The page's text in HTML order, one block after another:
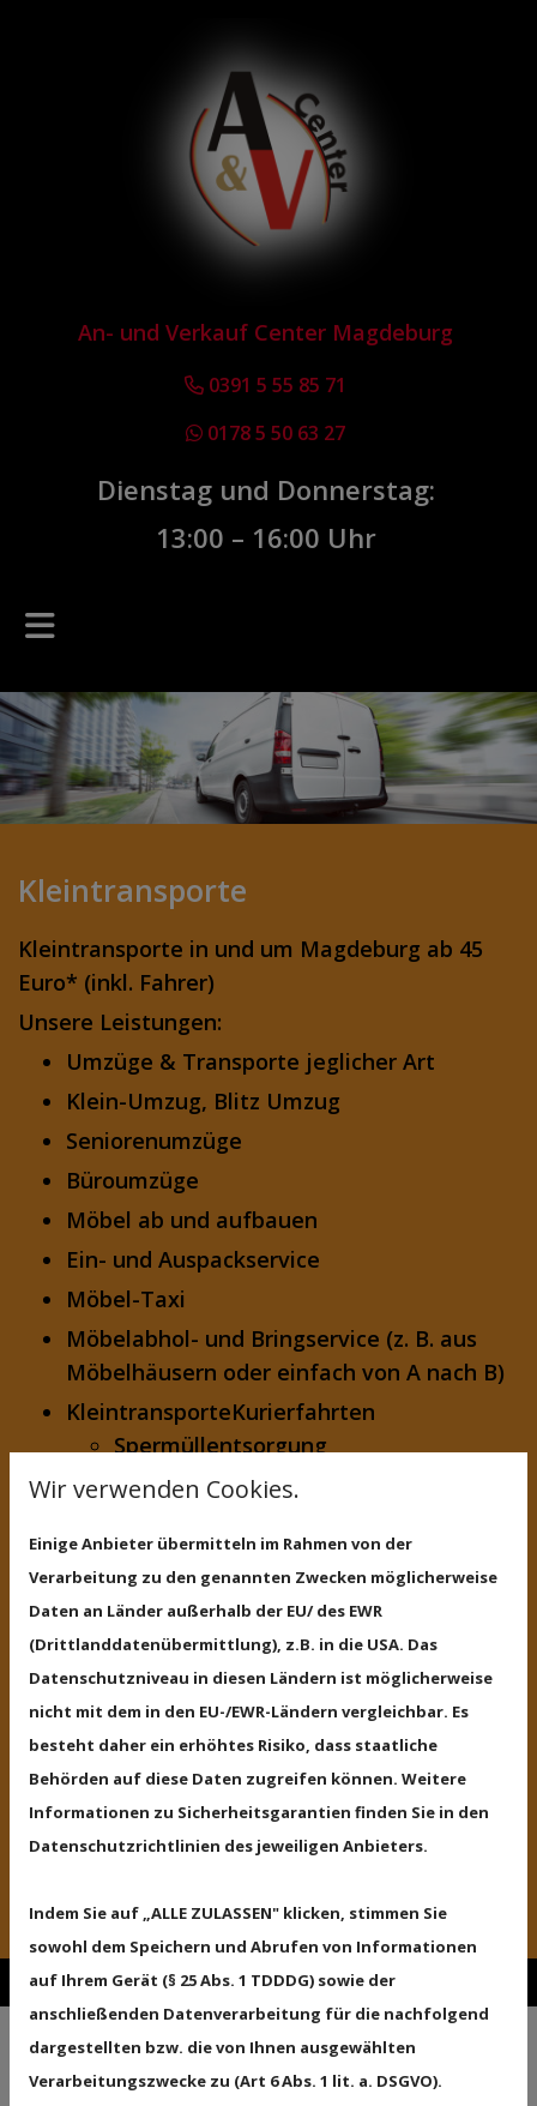
An- und Verkauf Center Magdeburg
0391 5 55 85 71
0178 5 50 63 27
Dienstag und Donnerstag:
13:00 – 16:00 Uhr
Kleintransporte
Kleintransporte in und um Magdeburg ab 45
Euro* (inkl. Fahrer)
Unsere Leistungen:
Umzüge & Transporte jeglicher Art
Klein-Umzug, Blitz Umzug
Seniorenumzüge
Büroumzüge
Möbel ab und aufbauen
Ein- und Auspackservice
Möbel-Taxi
Möbelabhol- und Bringservice (z. B. aus
Möbelhäusern oder einfach von A nach B)
KleintransporteKurierfahrten
Spermüllentsorgung
Haushaltsauflösung
Keller- und Garagenberäumung
Baumarkteinkauf direkt nach Hause ***
Direkt-und Sonderfahrten *** Expressfahrten.
Für Lang-bzw. Fernstrecken unterbreite ich
ihnen ein individuelles Angebot.
* Sa-So ab 55 Euro
Transportanfragen
Wir verwenden Cookies.
Einige Anbieter übermitteln im Rahmen von der
Verarbeitung zu den genannten Zwecken möglicherweise
Daten an Länder außerhalb der EU/ des EWR
(Drittlanddatenübermittlung), z.B. in die USA. Das
Datenschutzniveau in diesen Ländern ist möglicherweise
nicht mit dem in den EU-/EWR-Ländern vergleichbar. Es
besteht daher ein erhöhtes Risiko, dass staatliche
Behörden auf diese Daten zugreifen können. Weitere
Informationen zu Sicherheitsgarantien finden Sie in den
Datenschutzrichtlinien des jeweiligen Anbieters.
Indem Sie auf „ALLE ZULASSEN" klicken, stimmen Sie
sowohl dem Speichern und Abrufen von Informationen
auf Ihrem Gerät (§ 25 Abs. 1 TDDDG) sowie der
anschließenden Datenverarbeitung für die nachfolgend
dargestellten bzw. die von Ihnen ausgewählten
Verarbeitungszwecke zu (Art 6 Abs. 1 lit. a. DSGVO).